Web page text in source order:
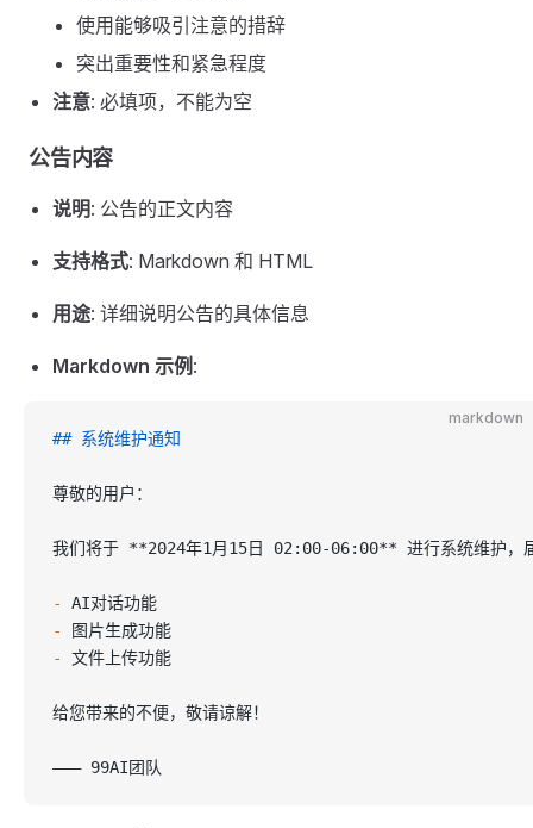
使用能够吸引注意的措辞
突出重要性和紧急程度
注意: 必填项，不能为空
公告内容
说明: 公告的正文内容
支持格式: Markdown 和 HTML
用途: 详细说明公告的具体信息
Markdown 示例 :
markdown
## 系统维护通知
尊敬的用户：
我们将于 **2024年1月15日 02:00-06:00** 进行系统维护，
-
AI对话功能
-
图片生成功能
-
文件上传功能
给您带来的不便，敬请谅解！
——— 99AI团队